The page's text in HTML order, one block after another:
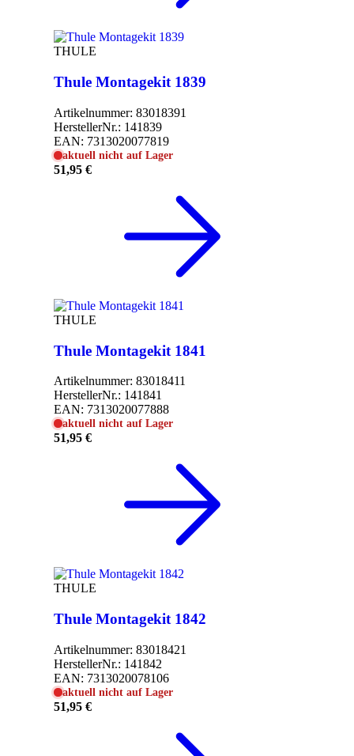
THULE
Thule Montagekit 1839
Artikelnummer: 83018391
HerstellerNr.: 141839
EAN: 7313020077819
aktuell nicht auf Lager
51,95 €
THULE
Thule Montagekit 1841
Artikelnummer: 83018411
HerstellerNr.: 141841
EAN: 7313020077888
aktuell nicht auf Lager
51,95 €
THULE
Thule Montagekit 1842
Artikelnummer: 83018421
HerstellerNr.: 141842
EAN: 7313020078106
aktuell nicht auf Lager
51,95 €